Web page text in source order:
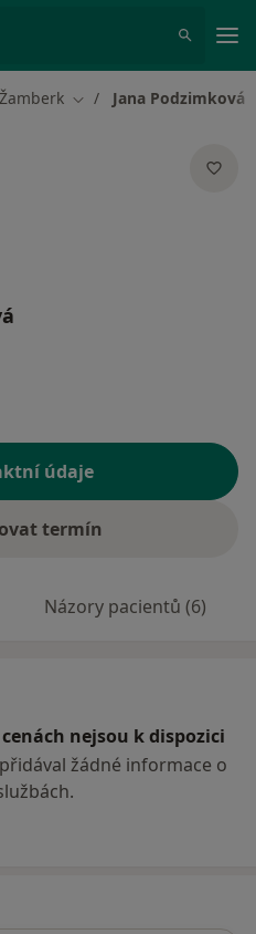
Žamberk Změna města
Jana Podzimková
údaje
termín
Názory pacientů (6)
nejsou k dispozici
žádné informace o